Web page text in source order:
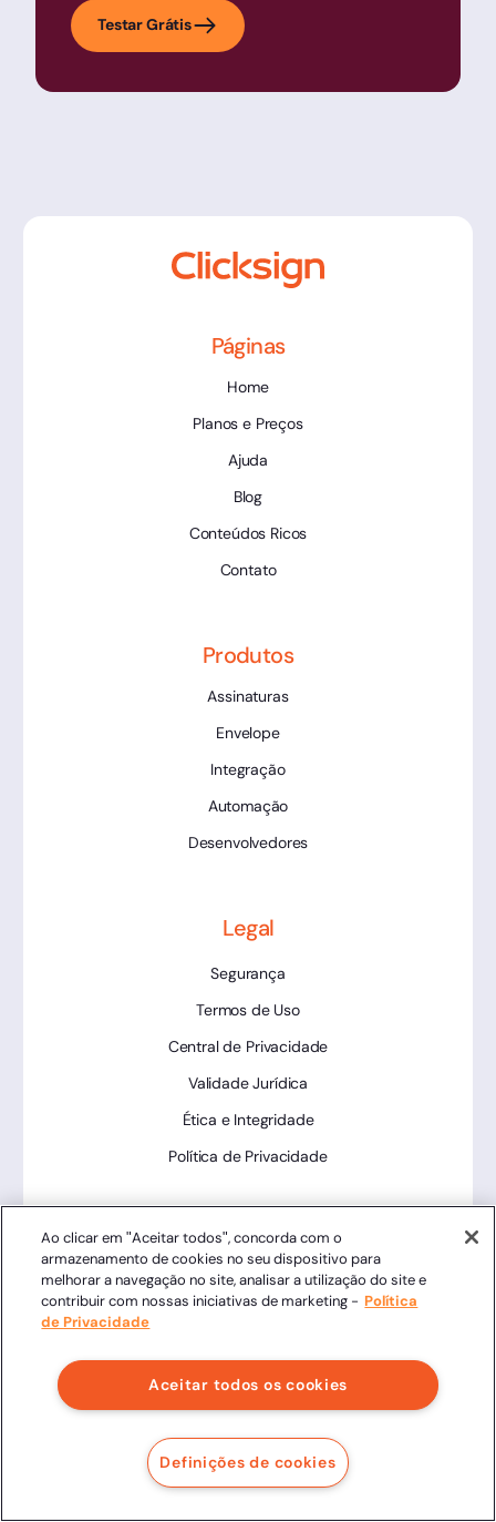
Testar Grátis
Páginas
Home
Planos e Preços
Ajuda
Blog
Conteúdos Ricos
Contato
Produtos
Assinaturas
Envelope
Integração
Automação
Desenvolvedores
Legal
Segurança
Termos de Uso
Central de Privacidade
Validade Jurídica
Ética e Integridade
Política de Privacidade
Ferramentas
Status da Plataforma
Trabalhe Conosco
LLM
Ao clicar em "Aceitar todos", concorda com o
armazenamento de cookies no seu dispositivo para
melhorar a navegação no site, analisar a utilização do site e
contribuir com nossas iniciativas de marketing - Política
de Privacidade
Aceitar todos os cookies
Definições de cookies